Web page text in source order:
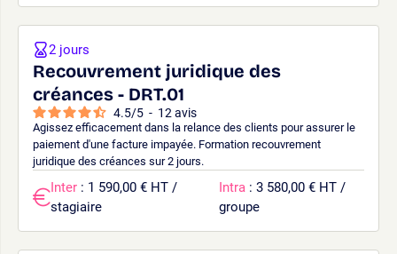
Recouvrement juridique des
créances - DRT.01
4.5/5 - 12 avis
Agissez efficacement dans la relance des clients pour assurer le
paiement d'une facture impayée. Formation recouvrement
juridique des créances sur 2 jours.
2 jours
Inter : 1 590,00 € HT /
stagiaire
Intra : 3 580,00 € HT /
groupe